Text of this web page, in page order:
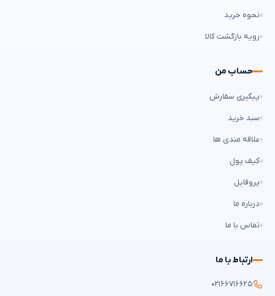
نحوه خرید
رویه بازگشت کالا
حساب من
پیگیری سفارش
سبد خرید
علاقه مندی ها
کیف پول
پروفایل
درباره ما
تماس با ما
ارتباط با ما
۰۲۱۶۶۷۱۶۶۲۵